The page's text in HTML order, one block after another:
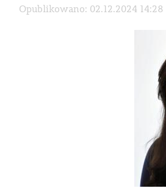
Opublikowano: 02.12.2024 14:28